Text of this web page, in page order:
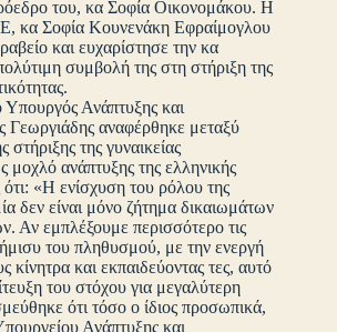
του, κα Σοφία Οικονομάκου. Η
κα Σοφία Κουνενάκη Εφραίμογλου
και ευχαρίστησε την κα
συμβολή της στη στήριξη της
Ανάπτυξης και
αναφέρθηκε μεταξύ
της γυναικείας
μοχλό ανάπτυξης της ελληνικής
ότι: «Η ενίσχυση του ρόλου της
δεν είναι μόνο ζήτημα δικαιωμάτων
Αν εμπλέξουμε περισσότερο τις
ήμισυ του πληθυσμού, με την ενεργή
κίνητρα και εκπαιδεύοντας τες, αυτό
του στόχου για μεγαλύτερη
ότι τόσο ο ίδιος προσωπικά,
Ανάπτυξης και